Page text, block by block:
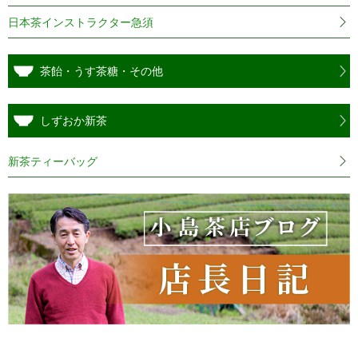
日本茶インストラクター急須
茶飴・うす茶糖・その他
しずおか新茶
新茶ティーバッグ